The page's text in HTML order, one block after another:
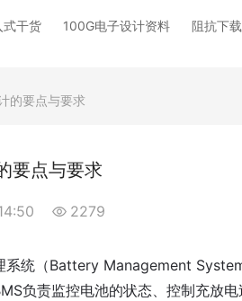
式干货 100G电子设计资料 阻抗下
的要点与要求
要点与要求
2279
系统（Battery Management
负责监控电池的状态、控制充放